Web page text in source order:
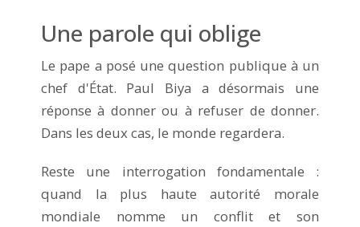
Une parole qui oblige
Le pape a posé une question publique à un
chef d'État. Paul Biya a désormais une
réponse à donner ou à refuser de donner.
Dans les deux cas, le monde regardera.
Reste une interrogation fondamentale :
quand la plus haute autorité morale
mondiale nomme un conflit et son